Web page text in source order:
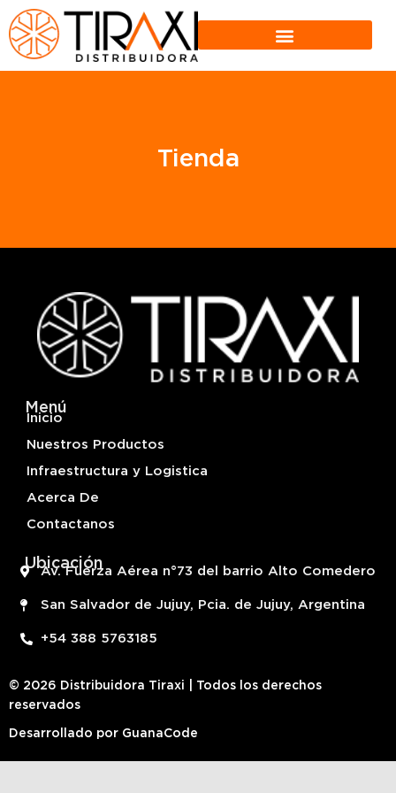
Tienda
Menú
Inicio
Nuestros Productos
Infraestructura y Logistica
Acerca De
Contactanos
Ubicación
Av. Fuerza Aérea n°73 del barrio Alto Comedero
San Salvador de Jujuy, Pcia. de Jujuy, Argentina
+54 388 5763185
© 2026 Distribuidora Tiraxi | Todos los derechos
reservados
Desarrollado por GuanaCode